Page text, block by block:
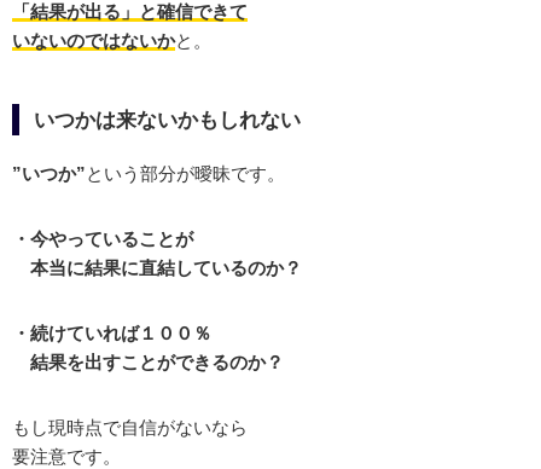
「結果が出る」と確信できて
いないのではないかと。
いつかは来ないかもしれない
”いつか”という部分が曖昧です。
・今やっていることが
本当に結果に直結しているのか？
・続けていれば１００％
結果を出すことができるのか？
もし現時点で自信がないなら
要注意です。